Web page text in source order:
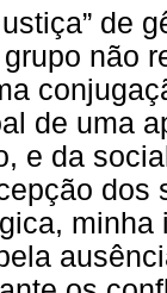
de
não
de uma
e da
dos